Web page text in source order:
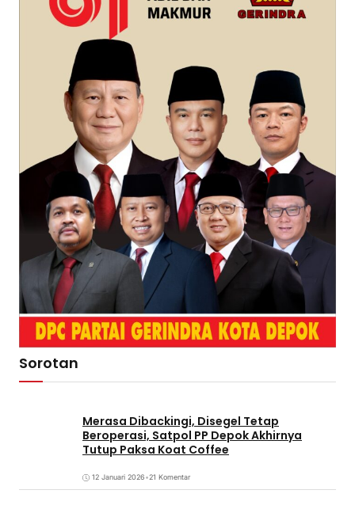
Sorotan
Merasa Dibackingi, Disegel Tetap
Beroperasi, Satpol PP Depok Akhirnya
Tutup Paksa Koat Coffee
12 Januari 2026•21 Komentar